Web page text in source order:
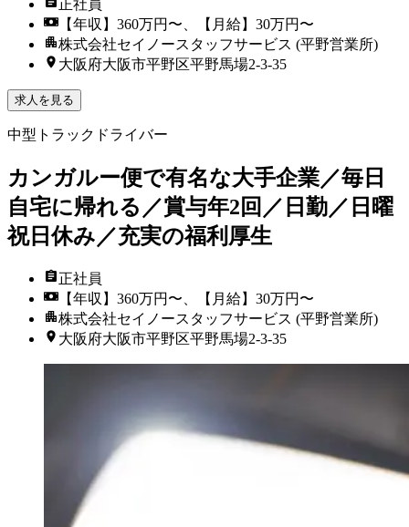
正社員
【年収】360万円〜、【月給】30万円〜
株式会社セイノースタッフサービス (平野営業所)
大阪府大阪市平野区平野馬場2-3-35
求人を見る
中型トラックドライバー
カンガルー便で有名な大手企業／毎日
自宅に帰れる／賞与年2回／日勤／日曜
祝日休み／充実の福利厚生
正社員
【年収】360万円〜、【月給】30万円〜
株式会社セイノースタッフサービス (平野営業所)
大阪府大阪市平野区平野馬場2-3-35